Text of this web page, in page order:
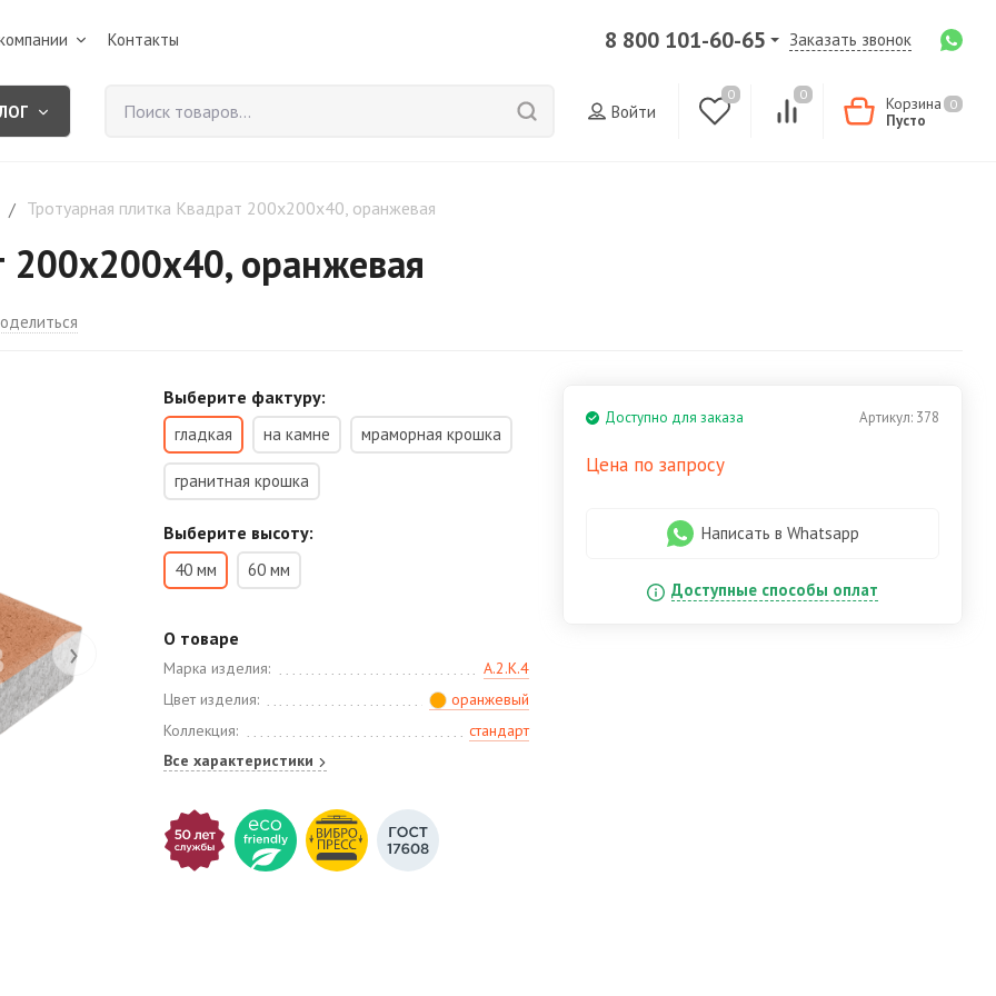
Контакты 8 800 101-60-65 Заказать звонок
Войти
0 0 Корзина 0
Пусто
/ Тротуарная плитка Квадрат 200х200х40, оранжевая
200х200х40, оранжевая
›
Выберите фактуру:
гладкая на камне мраморная крошка
гранитная крошка
Выберите высоту:
40 мм 60 мм
О товаре
Марка изделия:
А.2.К.4
Цвет изделия:
оранжевый
Коллекция:
стандарт
Все характеристики
Артикул: 378
Доступно для заказа
Цена по запросу
Написать в Whatsapp
Доступные способы оплат